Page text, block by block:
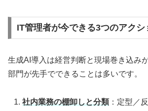
IT管理者が今できる3つのアクシ
生成AI導入は経営判断と現場巻き込み
部門が先手でできることは多いです。
社内業務の棚卸しと分類：定型／